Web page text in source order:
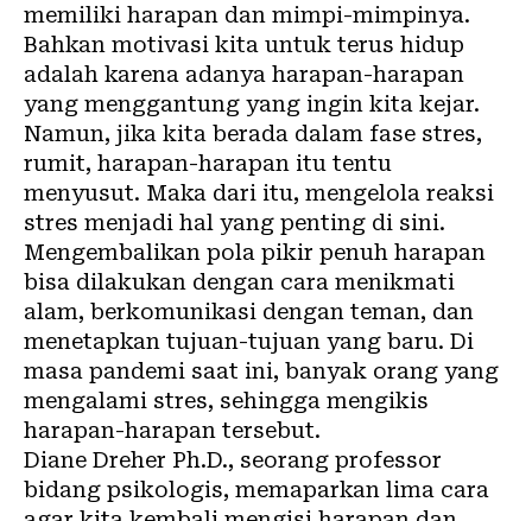
memiliki harapan dan mimpi-mimpinya.
Bahkan motivasi kita untuk terus hidup
adalah karena adanya harapan-harapan
yang menggantung yang ingin kita kejar.
Namun, jika kita berada dalam fase stres,
rumit, harapan-harapan itu tentu
menyusut. Maka dari itu, mengelola reaksi
stres menjadi hal yang penting di sini.
Mengembalikan pola pikir penuh harapan
bisa dilakukan dengan cara menikmati
alam, berkomunikasi dengan teman, dan
menetapkan tujuan-tujuan yang baru. Di
masa pandemi saat ini, banyak orang yang
mengalami stres, sehingga mengikis
harapan-harapan tersebut.
Diane Dreher Ph.D., seorang professor
bidang psikologis, memaparkan lima cara